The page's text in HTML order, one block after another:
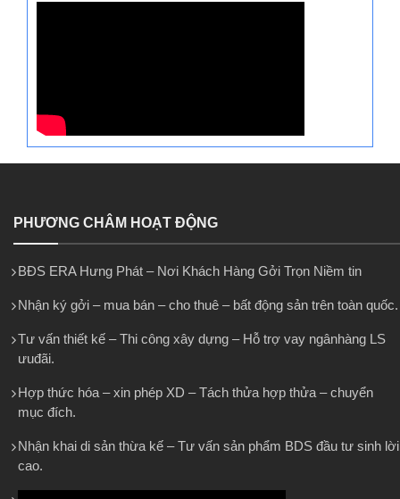
PHƯƠNG CHÂM HOẠT ĐỘNG
BĐS ERA Hưng Phát – Nơi Khách Hàng Gởi Trọn Niềm tin
Nhận ký gởi – mua bán – cho thuê – bất động sản trên toàn quốc.
Tư vấn thiết kế – Thi công xây dựng – Hỗ trợ vay ngânhàng LS
ưuđãi.
Hợp thức hóa – xin phép XD – Tách thửa hợp thửa – chuyển
mục đích.
Nhận khai di sản thừa kế – Tư vấn sản phẩm BDS đầu tư sinh lời
cao.